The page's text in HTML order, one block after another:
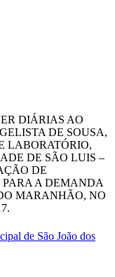
DIÁRIAS AO
DE SOUSA,
LABORATÓRIO,
DE SÃO LUIS –
DE
PARA A DEMANDA
MARANHÃO, NO